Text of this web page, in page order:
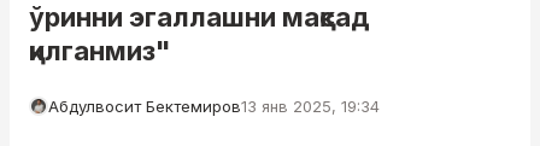
ўринни эгаллашни мақсад
қилганмиз"
Абдулвосит Бектемиров13 янв 2025, 19:34